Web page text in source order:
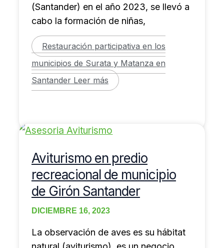
(Santander) en el año 2023, se llevó a
cabo la formación de niñas,
Restauración participativa en los
municipios de Surata y Matanza en
SantanderLeer más
Aviturismo en predio
recreacional de municipio
de Girón Santander
DICIEMBRE 16, 2023
La observación de aves es su hábitat